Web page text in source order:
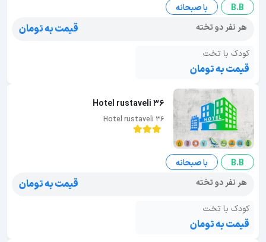
B.B
با صبحانه
هر نفر دو تخته
قیمت به تومان
کودک با تخت
قیمت به تومان
Hotel rustaveli 36
Hotel rustaveli 36
B.B
با صبحانه
هر نفر دو تخته
قیمت به تومان
کودک با تخت
قیمت به تومان